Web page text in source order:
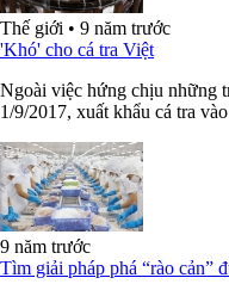
Thế giới • 9 năm trước
'Khó' cho cá tra Việt
Ngoài việc hứng chịu những
1/9/2017, xuất khẩu cá tra
9 năm trước
Tìm giải pháp phá “rào cản”